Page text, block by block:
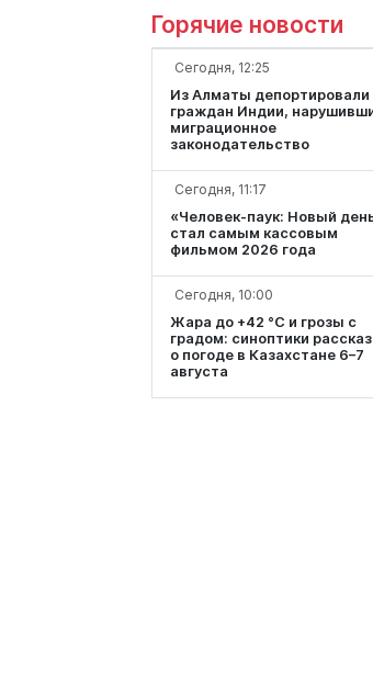
Горячие новости
Сегодня, 12:25
Из Алматы депортировали
граждан Индии,
миграционное
законодательство
Сегодня, 11:17
«Человек-паук: Новый
стал самым кассовым
фильмом 2026 года
Сегодня, 10:00
Жара до +42 °C и грозы с
градом: синоптики
о погоде в Казахстане 6–7
августа